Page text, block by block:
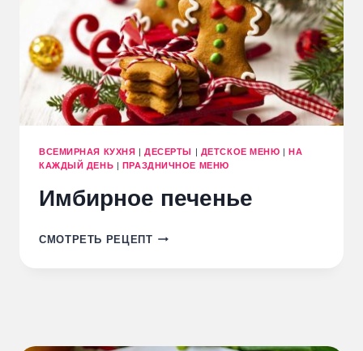
ВСЕМИРНАЯ КУХНЯ |ДЕСЕРТЫ | ДЕТСКОЕ МЕНЮ |НА
КАЖДЫЙ ДЕНЬ | ПРАЗДНИЧНОЕ МЕНЮ
Имбирное печенье
СМОТРЕТЬ РЕЦЕПТИМБИРНОЕ